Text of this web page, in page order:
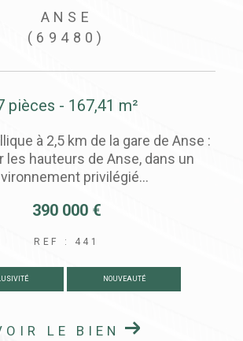
VILLEURBANNE
(69100)
3 pièces - 58,53 m²
idéal ! À seulement 200 m du
deux pas des commerces, profitez
quotidien pratique dans...
215 000 €
REF : 417B
VOIR LE BIEN